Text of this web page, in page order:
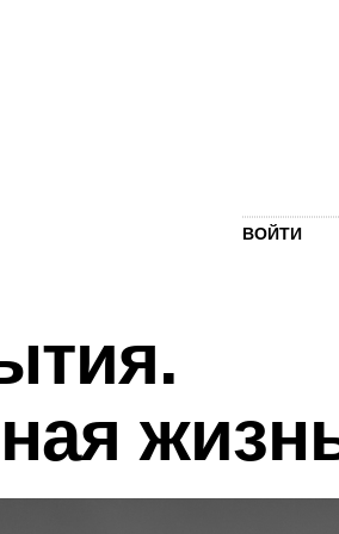
ВОЙТИ